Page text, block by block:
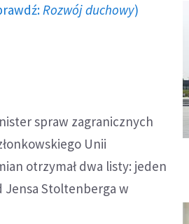
Rozwój duchowy)
spraw zagranicznych
Unii
otrzymał dwa listy: jeden
Jensa Stoltenberga w